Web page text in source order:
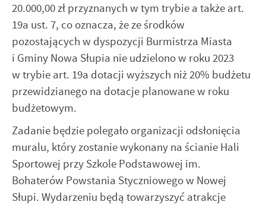
20.000,00 zł przyznanych w tym trybie a także art.
19a ust. 7, co oznacza, że ze środków
pozostających w dyspozycji Burmistrza Miasta
i Gminy Nowa Słupia nie udzielono w roku 2023
w trybie art. 19a dotacji wyższych niż 20% budżetu
przewidzianego na dotacje planowane w roku
budżetowym.
Zadanie będzie polegało organizacji odsłonięcia
muralu, który zostanie wykonany na ścianie Hali
Sportowej przy Szkole Podstawowej im.
Bohaterów Powstania Styczniowego w Nowej
Słupi. Wydarzeniu będą towarzyszyć atrakcje